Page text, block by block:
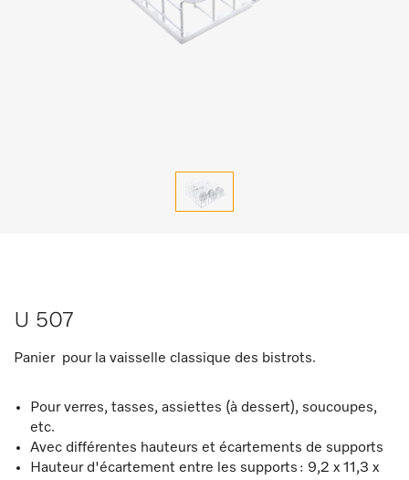
U 507
Panier pour la vaisselle classique des bistrots.
Pour verres, tasses, assiettes (à dessert), soucoupes,
etc.
Avec différentes hauteurs et écartements de supports
Hauteur d'écartement entre les supports : 9,2 x 11,3 x